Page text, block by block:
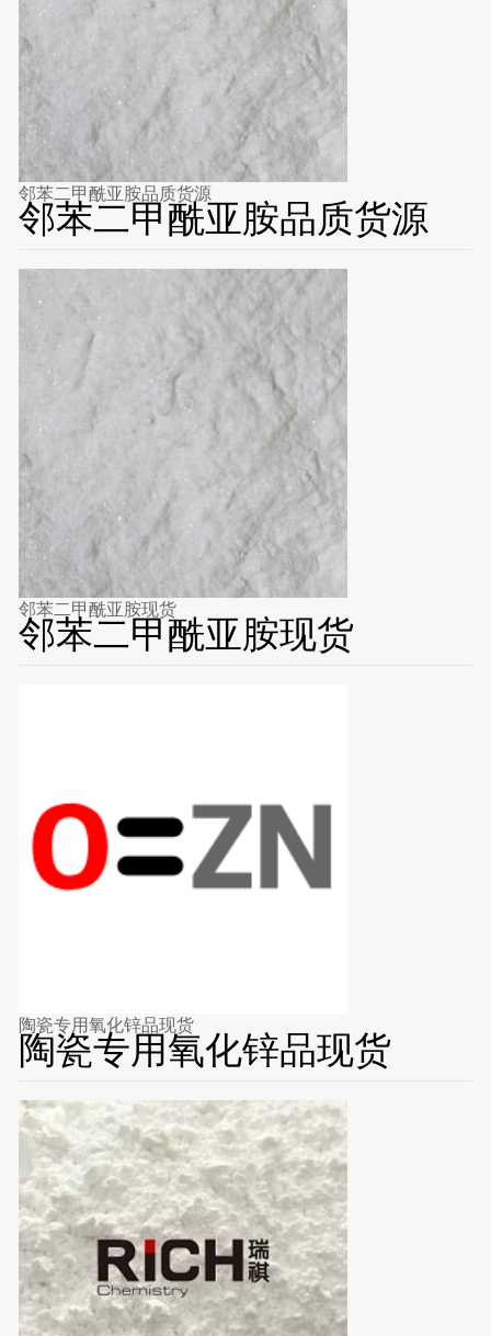
邻苯二甲酰亚胺品质货源
邻苯二甲酰亚胺品质货源
邻苯二甲酰亚胺现货
邻苯二甲酰亚胺现货
陶瓷专用氧化锌品现货
陶瓷专用氧化锌品现货